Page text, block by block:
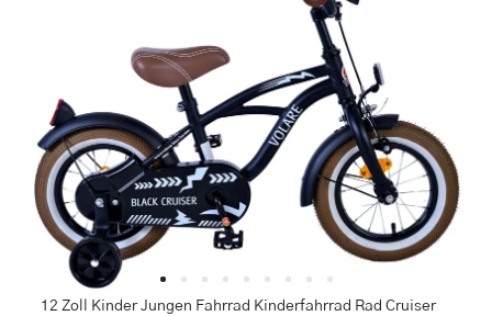
12 Zoll Kinder Jungen Fahrrad Kinderfahrrad Rad Cruiser